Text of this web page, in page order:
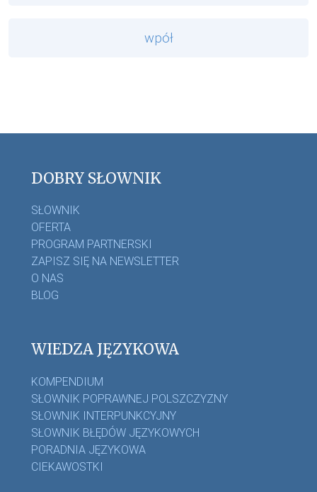
wpół
DOBRY SŁOWNIK
SŁOWNIK
OFERTA
PROGRAM PARTNERSKI
ZAPISZ SIĘ NA NEWSLETTER
O NAS
BLOG
WIEDZA JĘZYKOWA
KOMPENDIUM
SŁOWNIK POPRAWNEJ POLSZCZYZNY
SŁOWNIK INTERPUNKCYJNY
SŁOWNIK BŁĘDÓW JĘZYKOWYCH
PORADNIA JĘZYKOWA
CIEKAWOSTKI